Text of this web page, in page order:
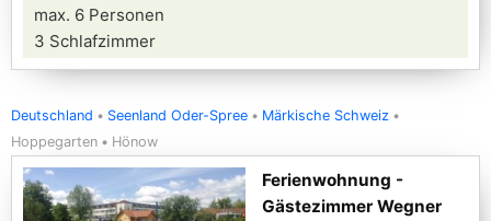
max. 6 Personen
3 Schlafzimmer
Deutschland Seenland Oder-Spree
Märkische Schweiz
Hoppegarten
Hönow
Ferienwohnung -
Gästezimmer Wegner